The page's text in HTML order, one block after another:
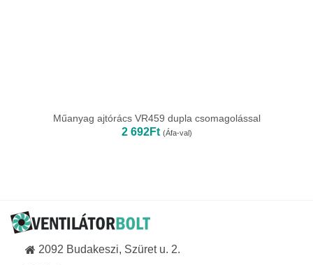
Műanyag ajtórács VR459 dupla csomagolással
2 692Ft (Áfa-val)
2092 Budakeszi, Szüret u. 2.